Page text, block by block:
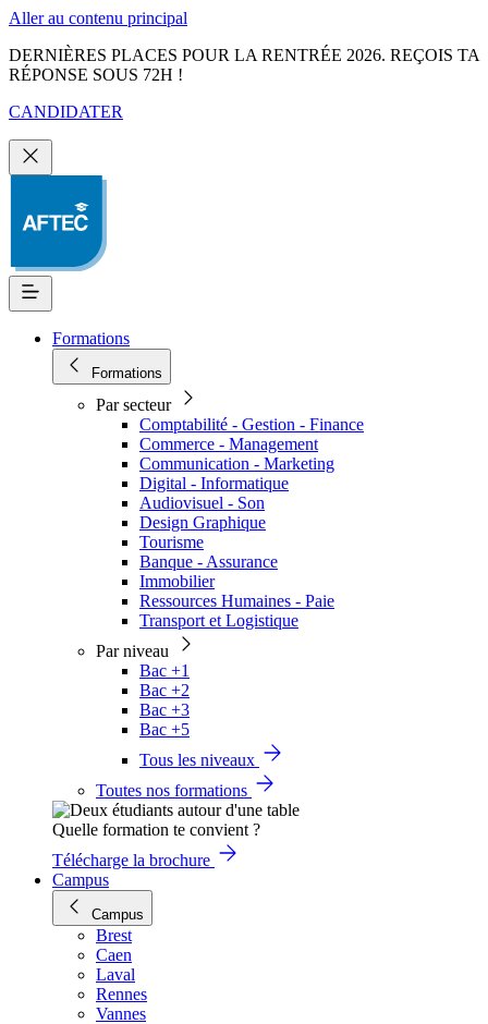
Aller au contenu principal
DERNIÈRES PLACES POUR LA RENTRÉE 2026. REÇOIS TA
RÉPONSE SOUS 72H !
CANDIDATER
Formations
Formations
Par secteur
Comptabilité - Gestion - Finance
Commerce - Management
Communication - Marketing
Digital - Informatique
Audiovisuel - Son
Design Graphique
Tourisme
Banque - Assurance
Immobilier
Ressources Humaines - Paie
Transport et Logistique
Par niveau
Bac +1
Bac +2
Bac +3
Bac +5
Tous les niveaux
Toutes nos formations
Quelle formation te convient ?
Télécharge la brochure
Campus
Campus
Brest
Caen
Laval
Rennes
Vannes